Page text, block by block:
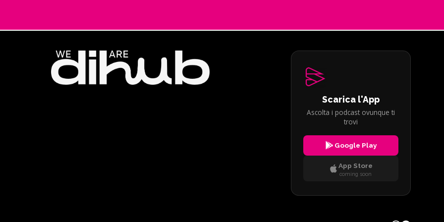
Scarica l'App
Ascolta i podcast ovunque ti
trovi
Google Play
App Store
coming soon